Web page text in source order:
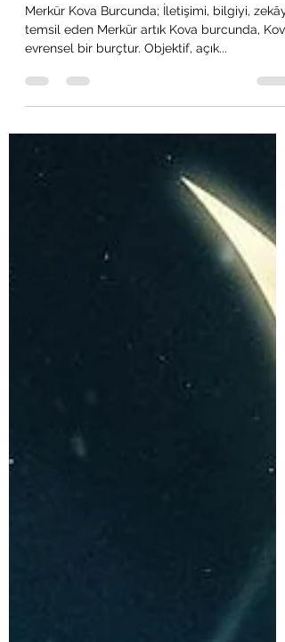
vardır.’’
Merkür Kova Burcunda; İletişimi, bilgiyi, zekâyı
evrensel bir burçtur. Objektif, açık...